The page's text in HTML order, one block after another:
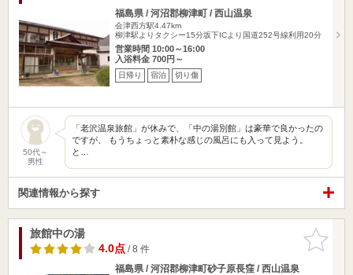
福島県 / 河沼郡柳津町 / 西山温泉
会津西方駅4.47km
柳津駅よりタクシー15分坂下ICより国道252号線利用20分
営業時間 10:00～16:00
入浴料金 700円～
日帰り 宿泊 切り傷
50代～
男性
「老沢温泉旅館」が休みで、「中の湯別館」は豪華で良かったの
ですが、 もうちょっと素朴な感じの風呂にも入って見よう。
と…
関連情報から探す
お気に入
りに追加
旅館中の湯
4.0点/ 8 件
福島県 / 河沼郡柳津町砂子原長窪 / 西山温泉